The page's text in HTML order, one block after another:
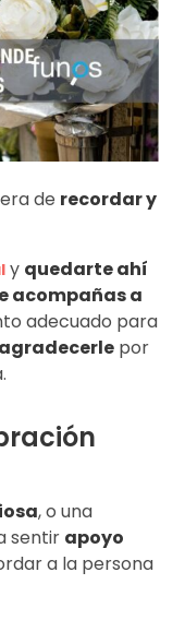
de recordar y
y quedarte ahí
acompañas a
adecuado para
agradecerle por
, o una
sentir apoyo
a la persona